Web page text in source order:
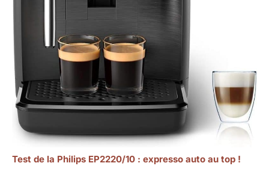
Test de la Philips EP2220/10 : expresso auto au top !